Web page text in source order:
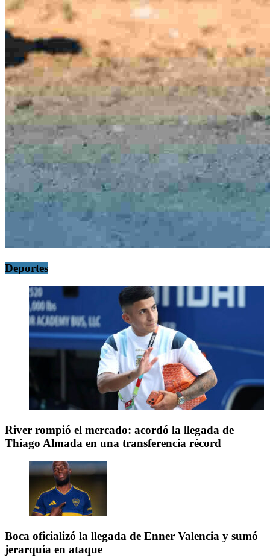
Deportes
River rompió el mercado: acordó la llegada de
Thiago Almada en una transferencia récord
Boca oficializó la llegada de Enner Valencia y sumó
jerarquía en ataque